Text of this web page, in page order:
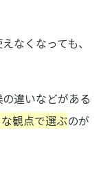
なくなっても、
違いなどがある
観点で選ぶのが